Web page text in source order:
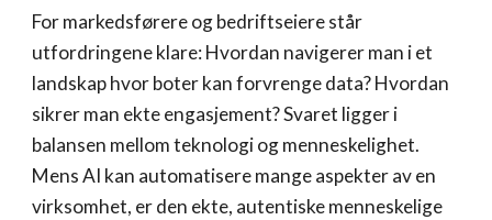
For markedsførere og bedriftseiere står
utfordringene klare: Hvordan navigerer man i et
landskap hvor boter kan forvrenge data? Hvordan
sikrer man ekte engasjement? Svaret ligger i
balansen mellom teknologi og menneskelighet.
Mens AI kan automatisere mange aspekter av en
virksomhet, er den ekte, autentiske menneskelige